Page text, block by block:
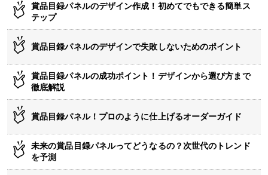
賞品目録パネルのデザイン作成！初めてでもできる簡単ス
テップ
賞品目録パネルのデザインで失敗しないためのポイント
賞品目録パネルの成功ポイント！デザインから選び方まで
徹底解説
賞品目録パネル！プロのように仕上げるオーダーガイド
未来の賞品目録パネルってどうなるの？次世代のトレンド
を予測